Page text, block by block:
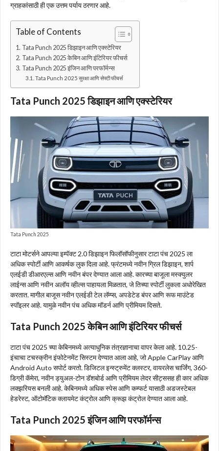
ग्राहकांसाठी ही एक उत्तम पर्याय ठरणार आहे.
Table of Contents
Tata Punch 2025 डिझाइन आणि एक्स्टेरियर
Tata Punch 2025 केबिन आणि इंटिरियर फीचर्स
Tata Punch 2025 इंजिन आणि परफॉर्मन्स
Tata Punch 2025 सुरक्षा आणि सेफ्टी फीचर्स
Tata Punch 2025 डिझाइन आणि एक्स्टेरियर
Tata Punch 2025
टाटा मोटर्सने आपल्या इम्पॅक्ट 2.0 डिझाइन फिलॉसॉफीनुसार टाटा पंच 2025 ला
अधिक स्पोर्टी आणि आकर्षक लुक दिला आहे. फ्रंटमध्ये नवीन ग्रिल डिझाइन, शार्प
एलईडी डीआरएल्स आणि नवीन बंपर देण्यात आला आहे. कारच्या बाजूला मस्क्युलर
लाईन्स आणि नवीन अलॉय व्हील्स पाहायला मिळतात, जे तिच्या स्पोर्टी लुकला अधोरेखित
करतात. मागील बाजूस नवीन एलईडी टेल लॅम्प्स, अपडेटेड बंपर आणि रूफ माउंटेड
स्पॉइलर आहे. यामुळे नवीन पंच अधिक मॉडर्न आणि प्रीमियम दिसते.
Tata Punch 2025 केबिन आणि इंटिरियर फीचर्स
टाटा पंच 2025 च्या केबिनमध्ये अत्याधुनिक तंत्रज्ञानाचा वापर केला आहे. 10.25-
इंचाचा टचस्क्रीन इंफोटेनमेंट सिस्टम देण्यात आला आहे, जो Apple CarPlay आणि
Android Auto सपोर्ट करतो. डिजिटल इन्स्ट्रुमेंट क्लस्टर, वायरलेस चार्जिंग, 360-
डिग्री कॅमेरा, नवीन ड्युअल-टोन डॅशबोर्ड आणि प्रीमियम लेदर सीट्ससह ही कार अधिक
लक्झरियस बनली आहे. केबिनमध्ये अधिक स्पेस आणि कम्फर्ट यासाठी अडजस्टेबल
हेडरेस्ट, ऑटोमॅटिक क्लायमेट कंट्रोल आणि क्रूझ कंट्रोल देण्यात आला आहे.
Tata Punch 2025 इंजिन आणि परफॉर्मन्स